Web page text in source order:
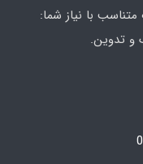
با نیاز شما:
و تدوین.